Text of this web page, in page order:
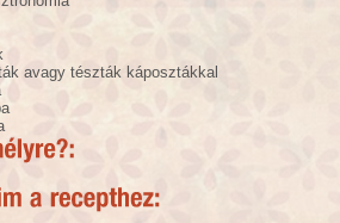
avagy tészták káposztákkal